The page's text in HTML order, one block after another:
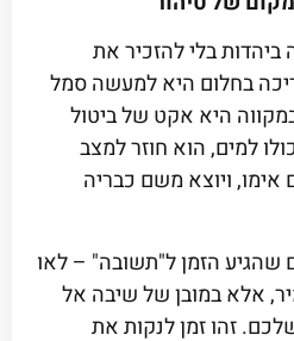
בלי להזכיר את
בחלום היא למעשה סמל
היא אקט של ביטול
למים, הוא חוזר למצב
אימו, ויוצא משם כבריה
שהגיע הזמן ל"תשובה" – לאו
אלא במובן של שיבה אל
זהו זמן לנקות את